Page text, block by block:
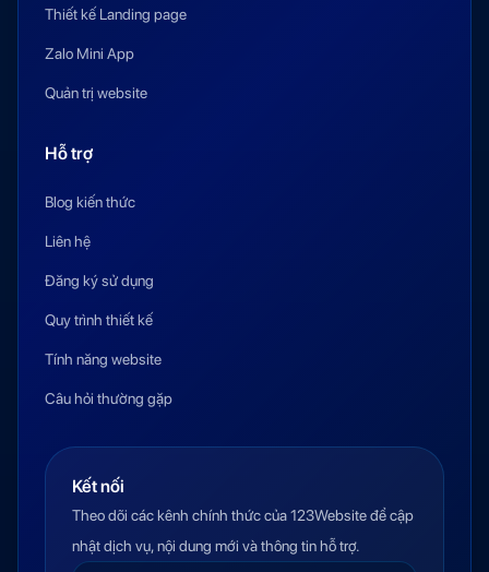
Thiết kế Landing page
Zalo Mini App
Quản trị website
Hỗ trợ
Blog kiến thức
Liên hệ
Đăng ký sử dụng
Quy trình thiết kế
Tính năng website
Câu hỏi thường gặp
Kết nối
Theo dõi các kênh chính thức của 123Website để cập
nhật dịch vụ, nội dung mới và thông tin hỗ trợ.